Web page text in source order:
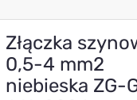
Złączka
0,5-4 mm2
niebieska ZG-